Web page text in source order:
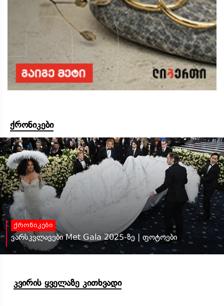
ქრონიკები
ქრონიკები
ვარსკვლავები Met Gala 2025-ზე | ფოტოები
კვირის ყველაზე კითხვადი